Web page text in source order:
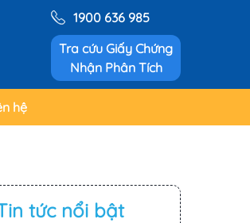
1900 636 985
Tra cứu Giấy Chứng
Nhận Phân Tích
hệ
tức nổi bật